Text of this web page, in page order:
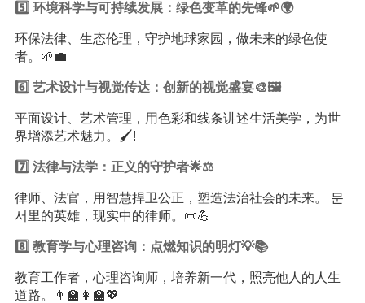
5️⃣ 环境科学与可持续发展：绿色变革的先锋🌱🌍
环保法律、生态伦理，守护地球家园，做未来的绿色使
者。🌱💼
6️⃣ 艺术设计与视觉传达：创新的视觉盛宴🎨🖼️
平面设计、艺术管理，用色彩和线条讲述生活美学，为世
界增添艺术魅力。🖌️!
7️⃣ 法律与法学：正义的守护者🌟⚖️
律师、法官，用智慧捍卫公正，塑造法治社会的未来。 문
서里的英雄，现实中的律师。📜💪
8️⃣ 教育学与心理咨询：点燃知识的明灯💡📚
教育工作者，心理咨询师，培养新一代，照亮他人的人生
道路。👨‍🏫👩‍🏫💖